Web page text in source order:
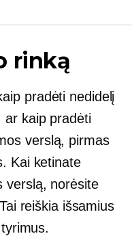
rinką
pradėti nedidelį
ar kaip pradėti
verslą, pirmas
Kai ketinate
verslą, norėsite
reiškia išsamius